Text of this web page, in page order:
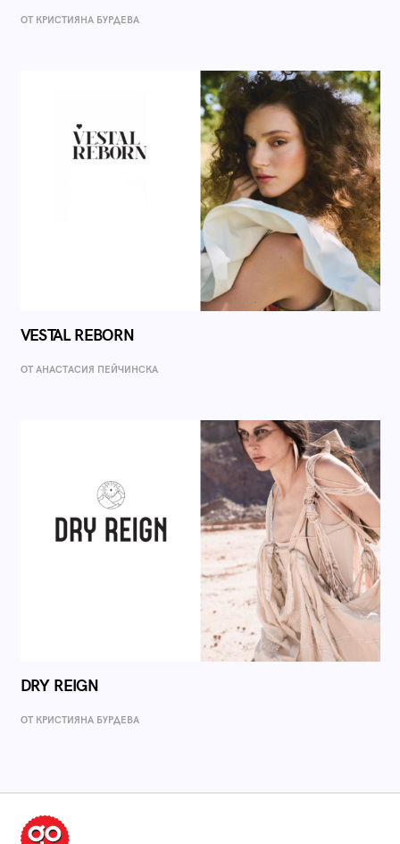
ОТ КРИСТИЯНА БУРДЕВА
VESTAL REBORN
ОТ AНАСТАСИЯ ПЕЙЧИНСКА
DRY REIGN
ОТ КРИСТИЯНА БУРДЕВА